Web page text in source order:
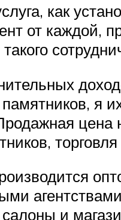
как
от каждой,
я
и